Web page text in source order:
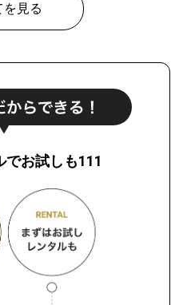
を見る
でお試しも111